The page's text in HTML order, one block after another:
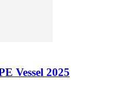
Vessel 2025